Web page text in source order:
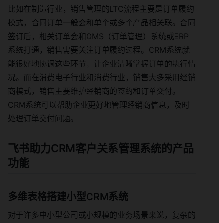
比如在制造行业，销售管理的LTC流程主要是订单履约
模式，合同订单一般会和单个或多个产品相关联。合同
签订后，相关订单会和OMS（订单管理）系统或ERP
系统打通，销售需要关注订单履约过程。CRM系统就
能很好地协调这些环节，让企业清晰掌握订单的执行情
况。而在消费电子行业和消费行业，销售大多采用经销
商模式，销售主要维护经销商的签约和订单交付。
CRM系统可以帮助企业更好地管理经销商信息，及时
处理订单交付问题。
飞书助力CRM客户关系管理系统的产品
功能
多维表格搭建小型CRM系统
对于许多中小型公司或小规模的业务场景来说，复杂的